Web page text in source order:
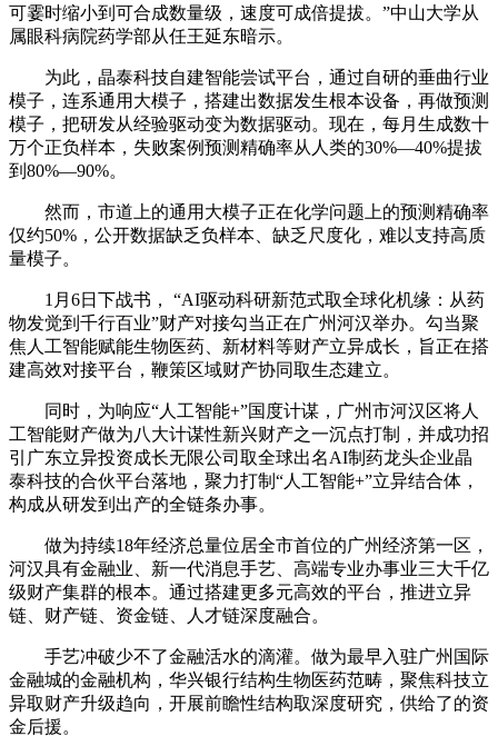
可霎时缩小到可合成数量级，速度可成倍提拔。”中山大学从
属眼科病院药学部从任王延东暗示。
为此，晶泰科技自建智能尝试平台，通过自研的垂曲行业
模子，连系通用大模子，搭建出数据发生根本设备，再做预测
模子，把研发从经验驱动变为数据驱动。现在，每月生成数十
万个正负样本，失败案例预测精确率从人类的30%—40%提拔
到80%—90%。
然而，市道上的通用大模子正在化学问题上的预测精确率
仅约50%，公开数据缺乏负样本、缺乏尺度化，难以支持高质
量模子。
1月6日下战书， “AI驱动科研新范式取全球化机缘：从药
物发觉到千行百业”财产对接勾当正在广州河汉举办。勾当聚
焦人工智能赋能生物医药、新材料等财产立异成长，旨正在搭
建高效对接平台，鞭策区域财产协同取生态建立。
同时，为响应“人工智能+”国度计谋，广州市河汉区将人
工智能财产做为八大计谋性新兴财产之一沉点打制，并成功招
引广东立异投资成长无限公司取全球出名AI制药龙头企业晶
泰科技的合伙平台落地，聚力打制“人工智能+”立异结合体，
构成从研发到出产的全链条办事。
做为持续18年经济总量位居全市首位的广州经济第一区，
河汉具有金融业、新一代消息手艺、高端专业办事业三大千亿
级财产集群的根本。通过搭建更多元高效的平台，推进立异
链、财产链、资金链、人才链深度融合。
手艺冲破少不了金融活水的滴灌。做为最早入驻广州国际
金融城的金融机构，华兴银行结构生物医药范畴，聚焦科技立
异取财产升级趋向，开展前瞻性结构取深度研究，供给了的资
金后援。